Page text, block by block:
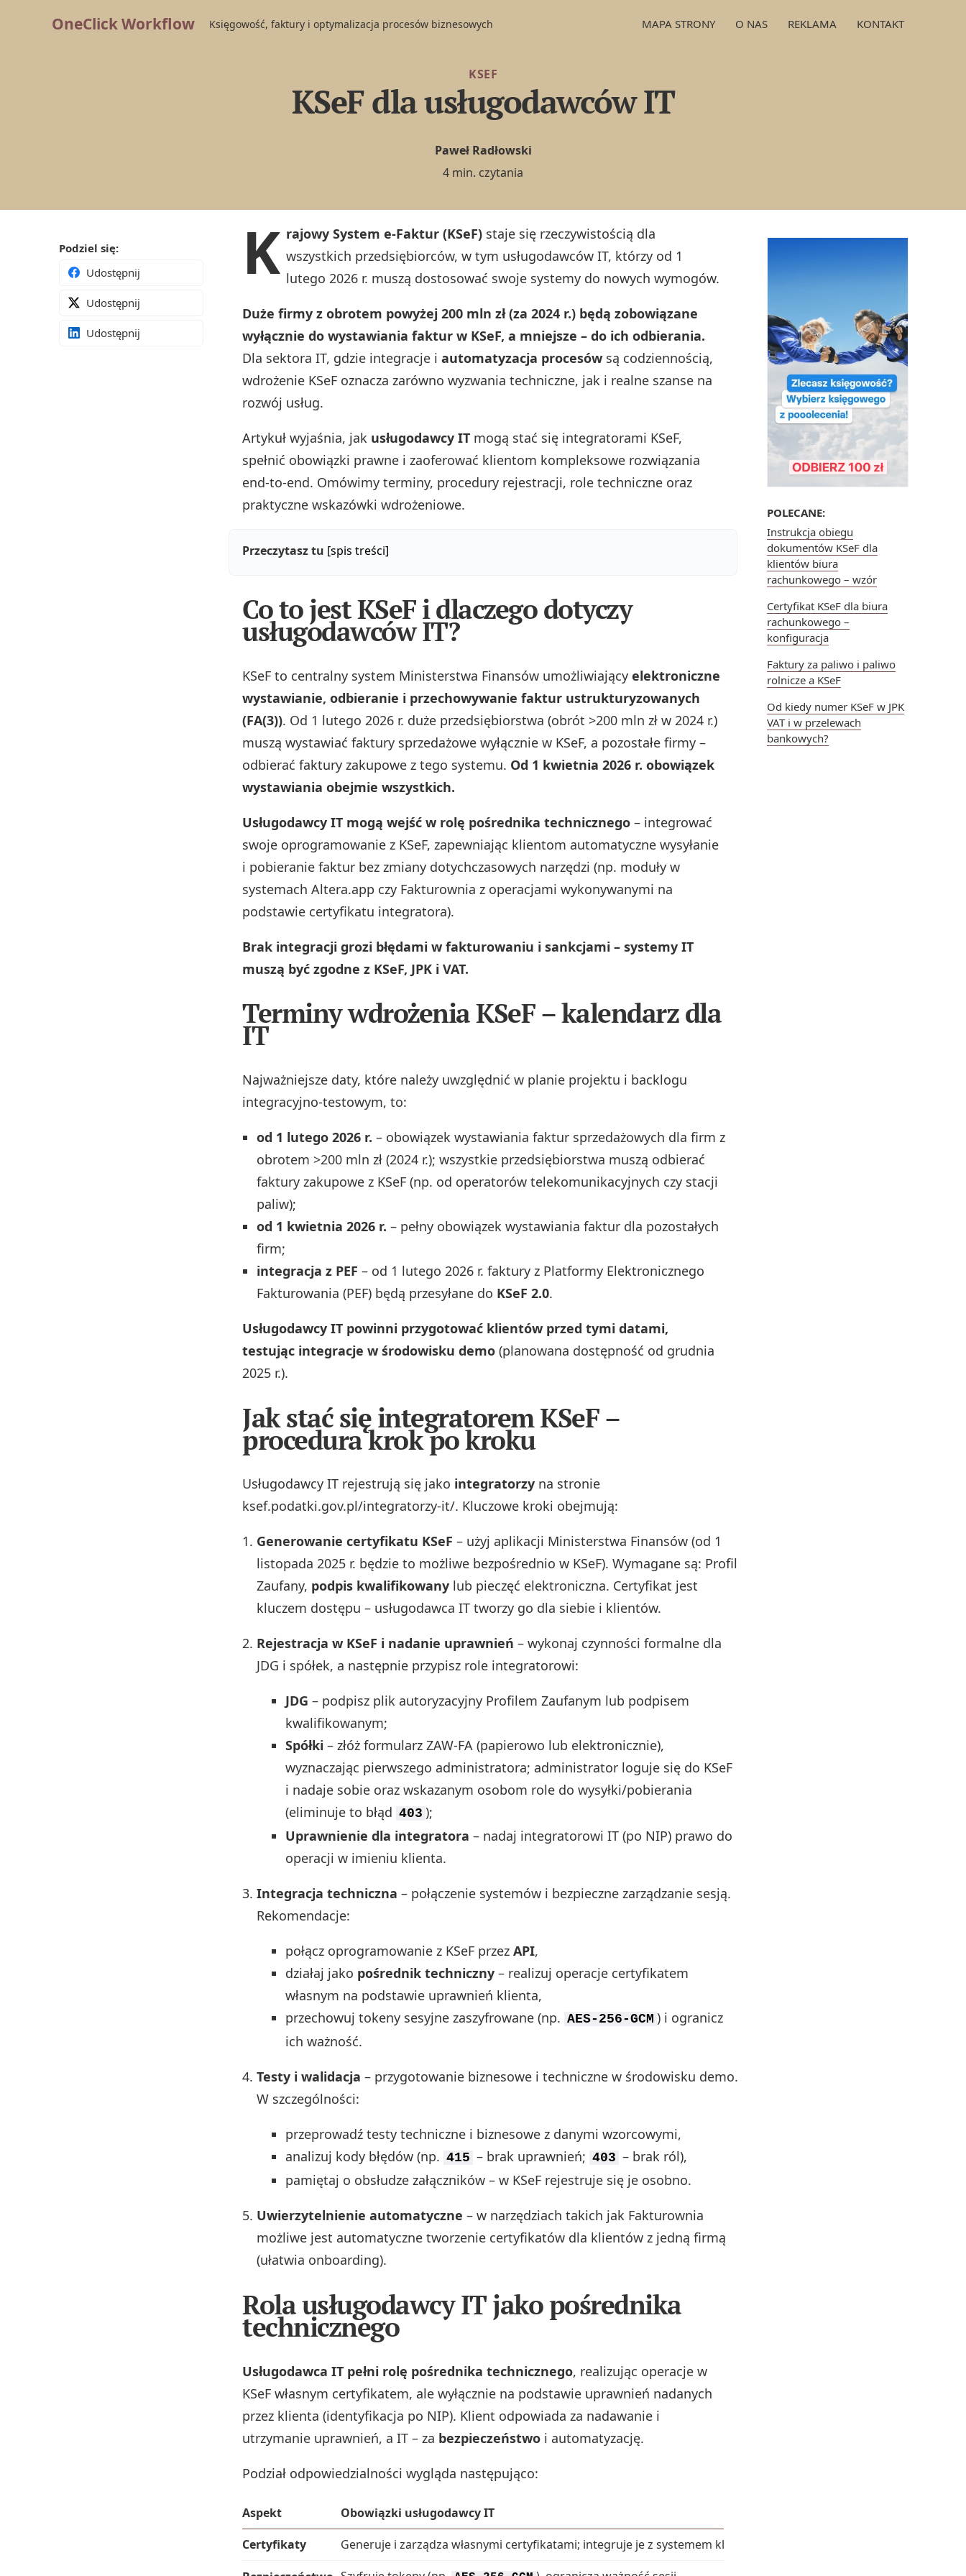
OneClick Workflow Księgowość, faktury i optymalizacja procesów biznesowych MAPA STRONY O NAS REKLAMA KONTAKT
KSEF
KSeF dla usługodawców IT
Paweł Radłowski
4 min. czytania
POLECANE:
Instrukcja obiegu
dokumentów KSeF dla
klientów biura
rachunkowego – wzór
Certyfikat KSeF dla biura
rachunkowego –
konfiguracja
Faktury za paliwo i paliwo
rolnicze a KSeF
Od kiedy numer KSeF w JPK
VAT i w przelewach
bankowych?
Podziel się:
Udostępnij
Udostępnij
Udostępnij
K rajowy System e-Faktur (KSeF) staje się rzeczywistością dla
wszystkich przedsiębiorców, w tym usługodawców IT, którzy od 1
lutego 2026 r. muszą dostosować swoje systemy do nowych wymogów.
Duże firmy z obrotem powyżej 200 mln zł (za 2024 r.) będą zobowiązane
wyłącznie do wystawiania faktur w KSeF, a mniejsze – do ich odbierania.
Dla sektora IT, gdzie integracje i automatyzacja procesów są codziennością,
wdrożenie KSeF oznacza zarówno wyzwania techniczne, jak i realne szanse na
rozwój usług.
Artykuł wyjaśnia, jak usługodawcy IT mogą stać się integratorami KSeF,
spełnić obowiązki prawne i zaoferować klientom kompleksowe rozwiązania
end-to-end. Omówimy terminy, procedury rejestracji, role techniczne oraz
praktyczne wskazówki wdrożeniowe.
Przeczytasz tu [spis treści]
Co to jest KSeF i dlaczego dotyczy
usługodawców IT?
KSeF to centralny system Ministerstwa Finansów umożliwiający elektroniczne
wystawianie, odbieranie i przechowywanie faktur ustrukturyzowanych
(FA(3)). Od 1 lutego 2026 r. duże przedsiębiorstwa (obrót >200 mln zł w 2024 r.)
muszą wystawiać faktury sprzedażowe wyłącznie w KSeF, a pozostałe firmy –
odbierać faktury zakupowe z tego systemu. Od 1 kwietnia 2026 r. obowiązek
wystawiania obejmie wszystkich.
Usługodawcy IT mogą wejść w rolę pośrednika technicznego – integrować
swoje oprogramowanie z KSeF, zapewniając klientom automatyczne wysyłanie
i pobieranie faktur bez zmiany dotychczasowych narzędzi (np. moduły w
systemach Altera.app czy Fakturownia z operacjami wykonywanymi na
podstawie certyfikatu integratora).
Brak integracji grozi błędami w fakturowaniu i sankcjami – systemy IT
muszą być zgodne z KSeF, JPK i VAT.
Terminy wdrożenia KSeF – kalendarz dla
IT
Najważniejsze daty, które należy uwzględnić w planie projektu i backlogu
integracyjno-testowym, to:
od 1 lutego 2026 r. – obowiązek wystawiania faktur sprzedażowych dla firm z
obrotem >200 mln zł (2024 r.); wszystkie przedsiębiorstwa muszą odbierać
faktury zakupowe z KSeF (np. od operatorów telekomunikacyjnych czy stacji
paliw);
od 1 kwietnia 2026 r. – pełny obowiązek wystawiania faktur dla pozostałych
firm;
integracja z PEF – od 1 lutego 2026 r. faktury z Platformy Elektronicznego
Fakturowania (PEF) będą przesyłane do KSeF 2.0.
Usługodawcy IT powinni przygotować klientów przed tymi datami,
testując integracje w środowisku demo (planowana dostępność od grudnia
2025 r.).
Jak stać się integratorem KSeF –
procedura krok po kroku
Usługodawcy IT rejestrują się jako integratorzy na stronie
ksef.podatki.gov.pl/integratorzy-it/. Kluczowe kroki obejmują:
Generowanie certyfikatu KSeF – użyj aplikacji Ministerstwa Finansów (od 1
listopada 2025 r. będzie to możliwe bezpośrednio w KSeF). Wymagane są: Profil
Zaufany, podpis kwalifikowany lub pieczęć elektroniczna. Certyfikat jest
kluczem dostępu – usługodawca IT tworzy go dla siebie i klientów.
Rejestracja w KSeF i nadanie uprawnień – wykonaj czynności formalne dla
JDG i spółek, a następnie przypisz role integratorowi:
JDG – podpisz plik autoryzacyjny Profilem Zaufanym lub podpisem
kwalifikowanym;
Spółki – złóż formularz ZAW-FA (papierowo lub elektronicznie),
wyznaczając pierwszego administratora; administrator loguje się do KSeF
i nadaje sobie oraz wskazanym osobom role do wysyłki/pobierania
(eliminuje to błąd 403 );
Uprawnienie dla integratora – nadaj integratorowi IT (po NIP) prawo do
operacji w imieniu klienta.
Integracja techniczna – połączenie systemów i bezpieczne zarządzanie sesją.
Rekomendacje:
połącz oprogramowanie z KSeF przez API,
działaj jako pośrednik techniczny – realizuj operacje certyfikatem
własnym na podstawie uprawnień klienta,
przechowuj tokeny sesyjne zaszyfrowane (np. AES-256-GCM ) i ogranicz
ich ważność.
Testy i walidacja – przygotowanie biznesowe i techniczne w środowisku demo.
W szczególności:
przeprowadź testy techniczne i biznesowe z danymi wzorcowymi,
analizuj kody błędów (np. 415 – brak uprawnień; 403 – brak ról),
pamiętaj o obsłudze załączników – w KSeF rejestruje się je osobno.
Uwierzytelnienie automatyczne – w narzędziach takich jak Fakturownia
możliwe jest automatyczne tworzenie certyfikatów dla klientów z jedną firmą
(ułatwia onboarding).
Rola usługodawcy IT jako pośrednika
technicznego
Usługodawca IT pełni rolę pośrednika technicznego, realizując operacje w
KSeF własnym certyfikatem, ale wyłącznie na podstawie uprawnień nadanych
przez klienta (identyfikacja po NIP). Klient odpowiada za nadawanie i
utrzymanie uprawnień, a IT – za bezpieczeństwo i automatyzację.
Podział odpowiedzialności wygląda następująco:
Aspekt Obowiązki usługodawcy IT
Certyfikaty
Generuje i zarządza własnymi certyfikatami; integruje je z systemem klienta.